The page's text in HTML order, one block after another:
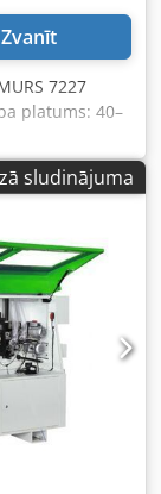
Zvanīt
7227
platums: 40–
ātrums:
ar
24 m/min -
skaits:
kW -
- vārpstas
1130 mm
vadība -
-
pieslēguma
augstums):
–
sludinājuma